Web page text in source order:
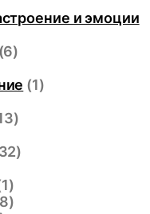
и эмоции
(1)